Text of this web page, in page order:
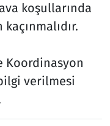
koşullarında
Koordinasyon
verilmesi